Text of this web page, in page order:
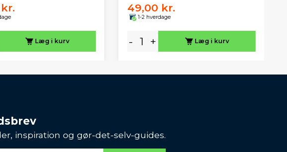
Læg i kurv
49,00 kr.
1-2 hverdage
- + Læg i kurv
inspiration og gør-det-selv-guides.